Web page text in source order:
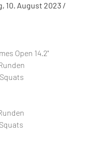
10. August 2023 /
Open 14.2"